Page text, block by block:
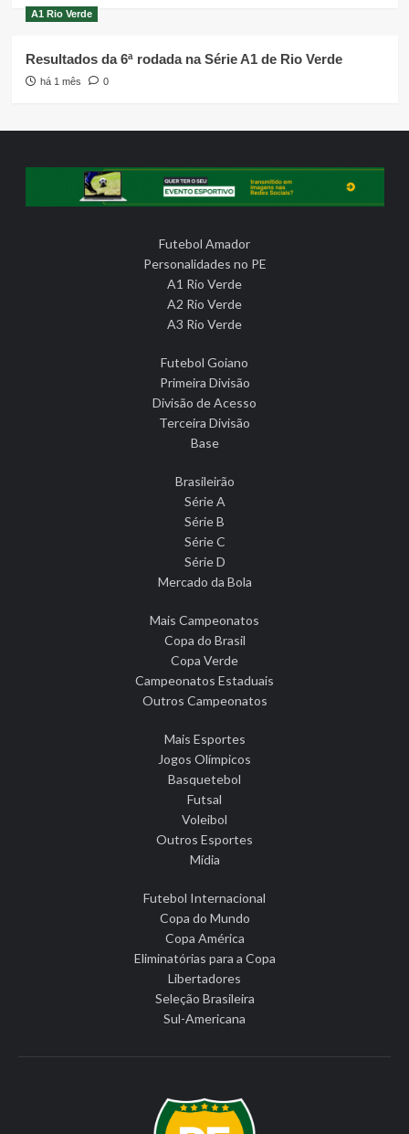
A1 Rio Verde
Resultados da 6ª rodada na Série A1 de Rio Verde
há 1 mês 0
Futebol Amador
Personalidades no PE
A1 Rio Verde
A2 Rio Verde
A3 Rio Verde
Futebol Goiano
Primeira Divisão
Divisão de Acesso
Terceira Divisão
Base
Brasileirão
Série A
Série B
Série C
Série D
Mercado da Bola
Mais Campeonatos
Copa do Brasil
Copa Verde
Campeonatos Estaduais
Outros Campeonatos
Mais Esportes
Jogos Olímpicos
Basquetebol
Futsal
Voleibol
Outros Esportes
Mídia
Futebol Internacional
Copa do Mundo
Copa América
Eliminatórias para a Copa
Libertadores
Seleção Brasileira
Sul-Americana